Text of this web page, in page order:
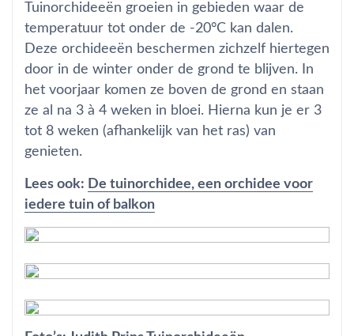
Tuinorchideeën groeien in gebieden waar de
temperatuur tot onder de -20°C kan dalen.
Deze orchideeën beschermen zichzelf hiertegen
door in de winter onder de grond te blijven. In
het voorjaar komen ze boven de grond en staan
ze al na 3 à 4 weken in bloei. Hierna kun je er 3
tot 8 weken (afhankelijk van het ras) van
genieten.
Lees ook: De tuinorchidee, een orchidee voor
iedere tuin of balkon